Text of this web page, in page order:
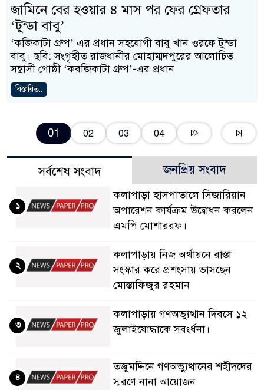
জামিনে বের হওয়ার ৪ মাস পর ফের গ্রেফতার
‘টুন্ডা বাবু’
‘কব্জিকাটা গ্রুপ’ এর প্রধান সহযোগী বাবু খান ওরফে টুন্ডা
বাবু। ছবি: সংগৃহীত রাজধানীর মোহাম্মদপুরের আলোচিত
সন্ত্রাসী গোষ্ঠী ‘কবজিকাটা গ্রুপ’-এর প্রধান
বিস্তারিত..
01 02 03 04
সর্বশেষ সংবাদ জনপ্রিয় সংবাদ
কলাপাড়া হাসপাতালে সিজারিয়ান
অপারেশন কার্যক্রম উদ্বোধন করলেন
এমপি মোশাররফ।
১
কলাপাড়ায় নিজ অর্থায়নে রাস্তা
সংস্কার করে প্রশংসায় ভাসছেন
মোস্তাফিজুর রহমান
২
কলাপাড়ায় গণঅভ্যুত্থান দিবসে ১২
জুলাইযোদ্ধাকে সবংর্ধনা।
৩
তজুমদ্দিনে গণঅভ্যুত্থানের শহীদদের
স্মরণে নানা আয়োজন
৪